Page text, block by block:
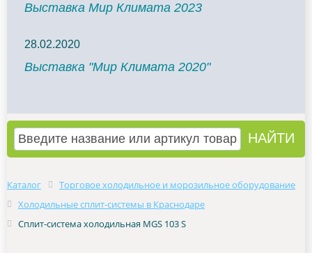
Выставка Мир Климата 2023
28.02.2020
Выставка "Мир Климата 2020"
Каталог
Торговое холодильное и морозильное оборудование
Холодильные сплит-системы в Краснодаре
Сплит-система холодильная MGS 103 S